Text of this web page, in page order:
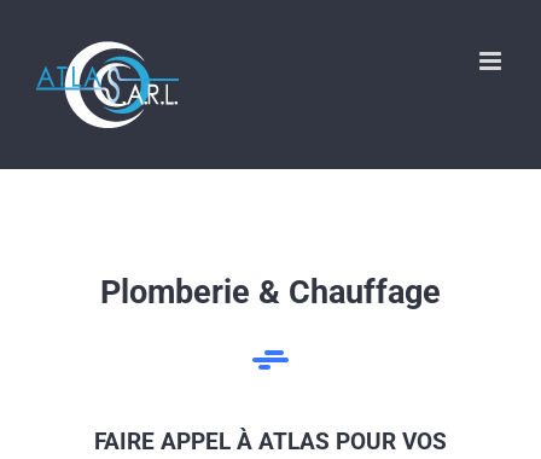
content
Plomberie & Chauffage
FAIRE APPEL À ATLAS POUR VOS